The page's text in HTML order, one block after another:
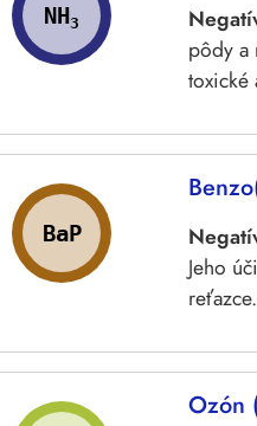
NH3
pôdy a
toxické
BaP
Jeho
reťazce.
Ozón